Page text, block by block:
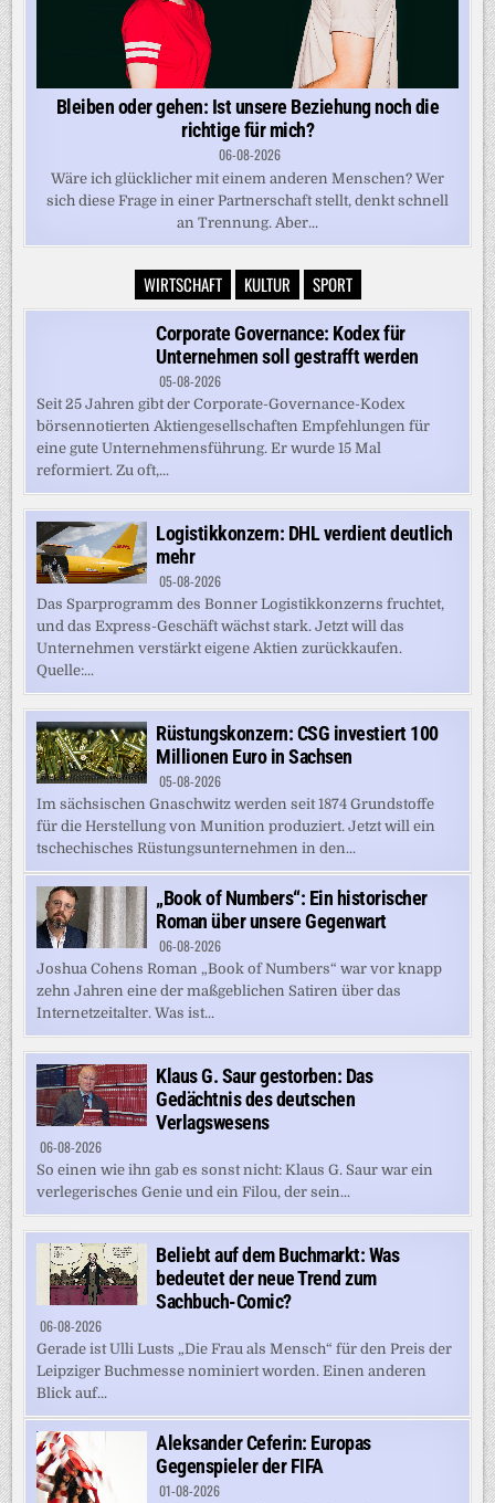
Bleiben oder gehen: Ist unsere Beziehung noch die
richtige für mich?
06-08-2026
Wäre ich glücklicher mit einem anderen Menschen? Wer
sich diese Frage in einer Partnerschaft stellt, denkt schnell
an Trennung. Aber...
WIRTSCHAFT KULTUR SPORT
Corporate Governance: Kodex für
Unternehmen soll gestrafft werden
05-08-2026
Seit 25 Jahren gibt der Corporate-Governance-Kodex
börsennotierten Aktiengesellschaften Empfehlungen für
eine gute Unternehmensführung. Er wurde 15 Mal
reformiert. Zu oft,...
Logistikkonzern: DHL verdient deutlich
mehr
05-08-2026
Das Sparprogramm des Bonner Logistikkonzerns fruchtet,
und das Express-Geschäft wächst stark. Jetzt will das
Unternehmen verstärkt eigene Aktien zurückkaufen.
Quelle:...
Rüstungskonzern: CSG investiert 100
Millionen Euro in Sachsen
05-08-2026
Im sächsischen Gnaschwitz werden seit 1874 Grundstoffe
für die Herstellung von Munition produziert. Jetzt will ein
tschechisches Rüstungsunternehmen in den...
„Book of Numbers“: Ein historischer
Roman über unsere Gegenwart
06-08-2026
Joshua Cohens Roman „Book of Numbers“ war vor knapp
zehn Jahren eine der maßgeblichen Satiren über das
Internetzeitalter. Was ist...
Klaus G. Saur gestorben: Das
Gedächtnis des deutschen
Verlagswesens
06-08-2026
So einen wie ihn gab es sonst nicht: Klaus G. Saur war ein
verlegerisches Genie und ein Filou, der sein...
Beliebt auf dem Buchmarkt: Was
bedeutet der neue Trend zum
Sachbuch-Comic?
06-08-2026
Gerade ist Ulli Lusts „Die Frau als Mensch“ für den Preis der
Leipziger Buchmesse nominiert worden. Einen anderen
Blick auf...
Aleksander Ceferin: Europas
Gegenspieler der FIFA
01-08-2026